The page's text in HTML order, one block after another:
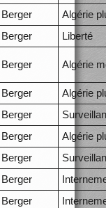
Berger
Algérie
Berger Liberté
Berger Algérie
Berger
Algérie
Berger
Berger
Algérie
Berger
Berger
Berger